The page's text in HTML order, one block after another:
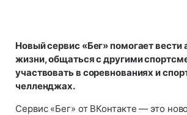
Новый сервис «Бег» помогает вести
жизни, общаться с другими
участвовать в соревнованиях и
челленджах.
Сервис «Бег» от ВКонтакте — это